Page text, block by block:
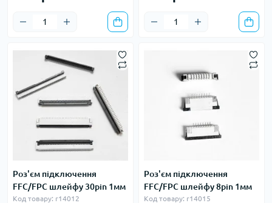
Роз'єм підключення
FFC/FPC шлейфу 30pin 1мм
Код товару: r14012
Роз'єм підключення
FFC/FPC шлейфу 8pin 1мм
Код товару: r14015